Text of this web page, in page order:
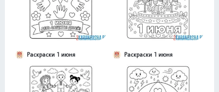
Раскраски 1 июня Раскраски 1 июня